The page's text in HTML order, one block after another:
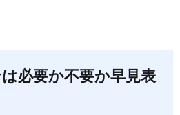
必要か不要か早見表